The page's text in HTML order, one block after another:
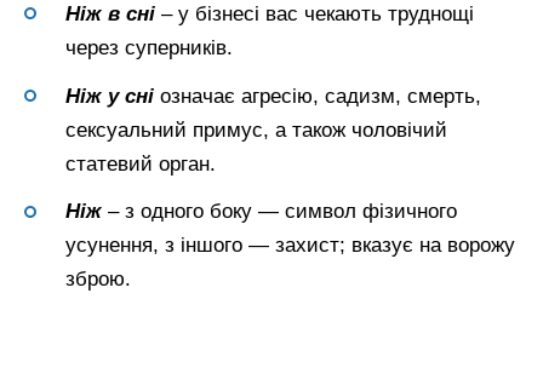
Ніж в сні – у бізнесі вас чекають труднощі
через суперників.
Ніж у сні означає агресію, садизм, смерть,
сексуальний примус, а також чоловічий
статевий орган.
Ніж – з одного боку — символ фізичного
усунення, з іншого — захист; вказує на ворожу
зброю.